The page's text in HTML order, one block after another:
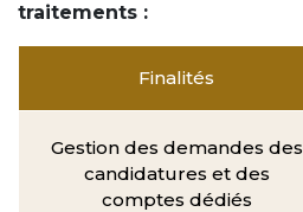
traitements :
Finalités
Gestion des demandes des
candidatures et des
comptes dédiés